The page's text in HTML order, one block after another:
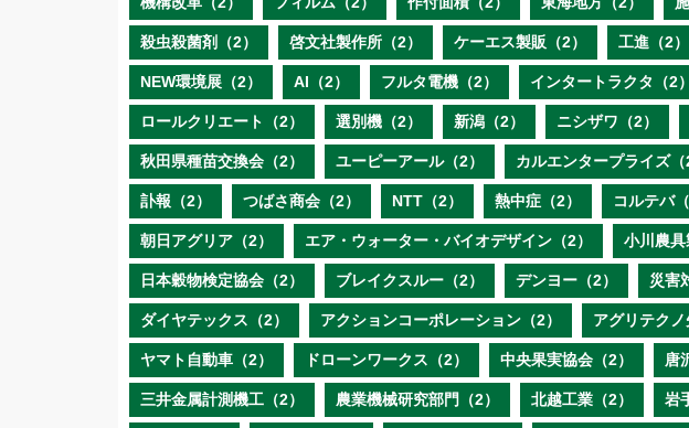
殺虫殺菌剤（2） 啓文社製作所（2） ケーエス製販（2） 工進（2）
NEW環境展（2） AI（2） フルタ電機（2） インタートラクタ（2）
ロールクリエート（2） 選別機（2） 新潟（2） ニシザワ（2）
秋田県種苗交換会（2） ユーピーアール（2） カルエンタープライズ（
訃報（2） つばさ商会（2） NTT（2） 熱中症（2） コルテバ（
朝日アグリア（2） エア・ウォーター・バイオデザイン（2） 小川農具
日本穀物検定協会（2） ブレイクスルー（2） デンヨー（2） 災害
ダイヤテックス（2） アクションコーポレーション（2） アグリテクノ
ヤマト自動車（2） ドローンワークス（2） 中央果実協会（2） 唐
三井金属計測機工（2） 農業機械研究部門（2） 北越工業（2） 岩